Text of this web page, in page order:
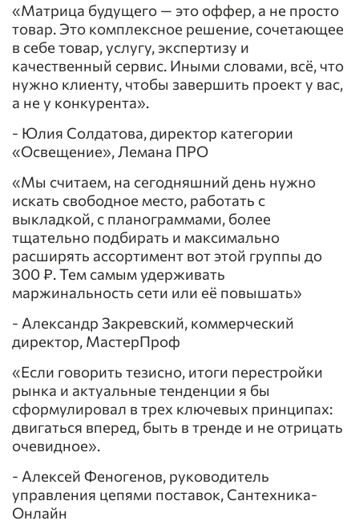
«Матрица будущего — это оффер, а не просто
товар. Это комплексное решение, сочетающее
в себе товар, услугу, экспертизу и
качественный сервис. Иными словами, всё, что
нужно клиенту, чтобы завершить проект у вас,
а не у конкурента».
- Юлия Солдатова, директор категории
«Освещение», Лемана ПРО
«Мы считаем, на сегодняшний день нужно
искать свободное место, работать с
выкладкой, с планограммами, более
тщательно подбирать и максимально
расширять ассортимент вот этой группы до
300 ₽. Тем самым удерживать
маржинальность сети или её повышать»
- Александр Закревский, коммерческий
директор, МастерПроф
«Если говорить тезисно, итоги перестройки
рынка и актуальные тенденции я бы
сформулировал в трех ключевых принципах:
двигаться вперед, быть в тренде и не отрицать
очевидное».
- Алексей Феногенов, руководитель
управления цепями поставок, Сантехника-
Онлайн